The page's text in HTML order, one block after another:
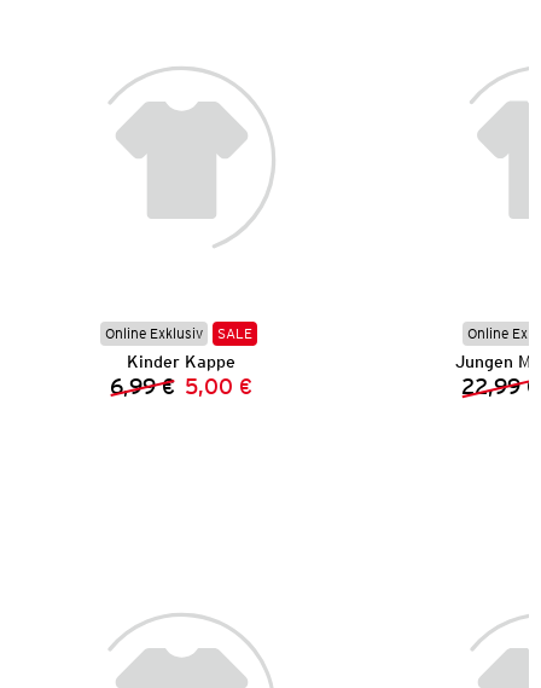
Online Exklusiv SALE
Kinder Kappe
Vorheriger Preis:
6,99 € Neuer Preis:
5,00 €
Online
Jungen
22,99 €